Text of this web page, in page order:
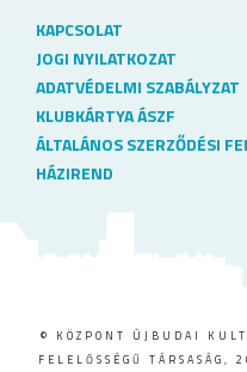
KAPCSOLAT
JOGI NYILATKOZAT
ADATVÉDELMI SZABÁLYZAT
KLUBKÁRTYA ÁSZF
ÁLTALÁNOS SZERZŐDÉSI
HÁZIREND
© KÖZPONT ÚJBUDAI
FELELŐSSÉGŰ